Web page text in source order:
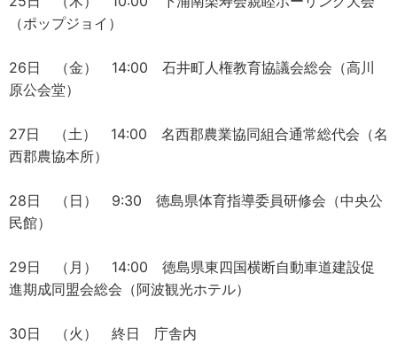
（ポップジョイ）
26日 （金） 14:00 石井町人権教育協議会総会（高川
原公会堂）
27日 （土） 14:00 名西郡農業協同組合通常総代会（名
西郡農協本所）
28日 （日） 9:30 徳島県体育指導委員研修会（中央公
民館）
29日 （月） 14:00 徳島県東四国横断自動車道建設促
進期成同盟会総会（阿波観光ホテル）
30日 （火） 終日 庁舎内